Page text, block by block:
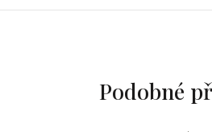
Podobné